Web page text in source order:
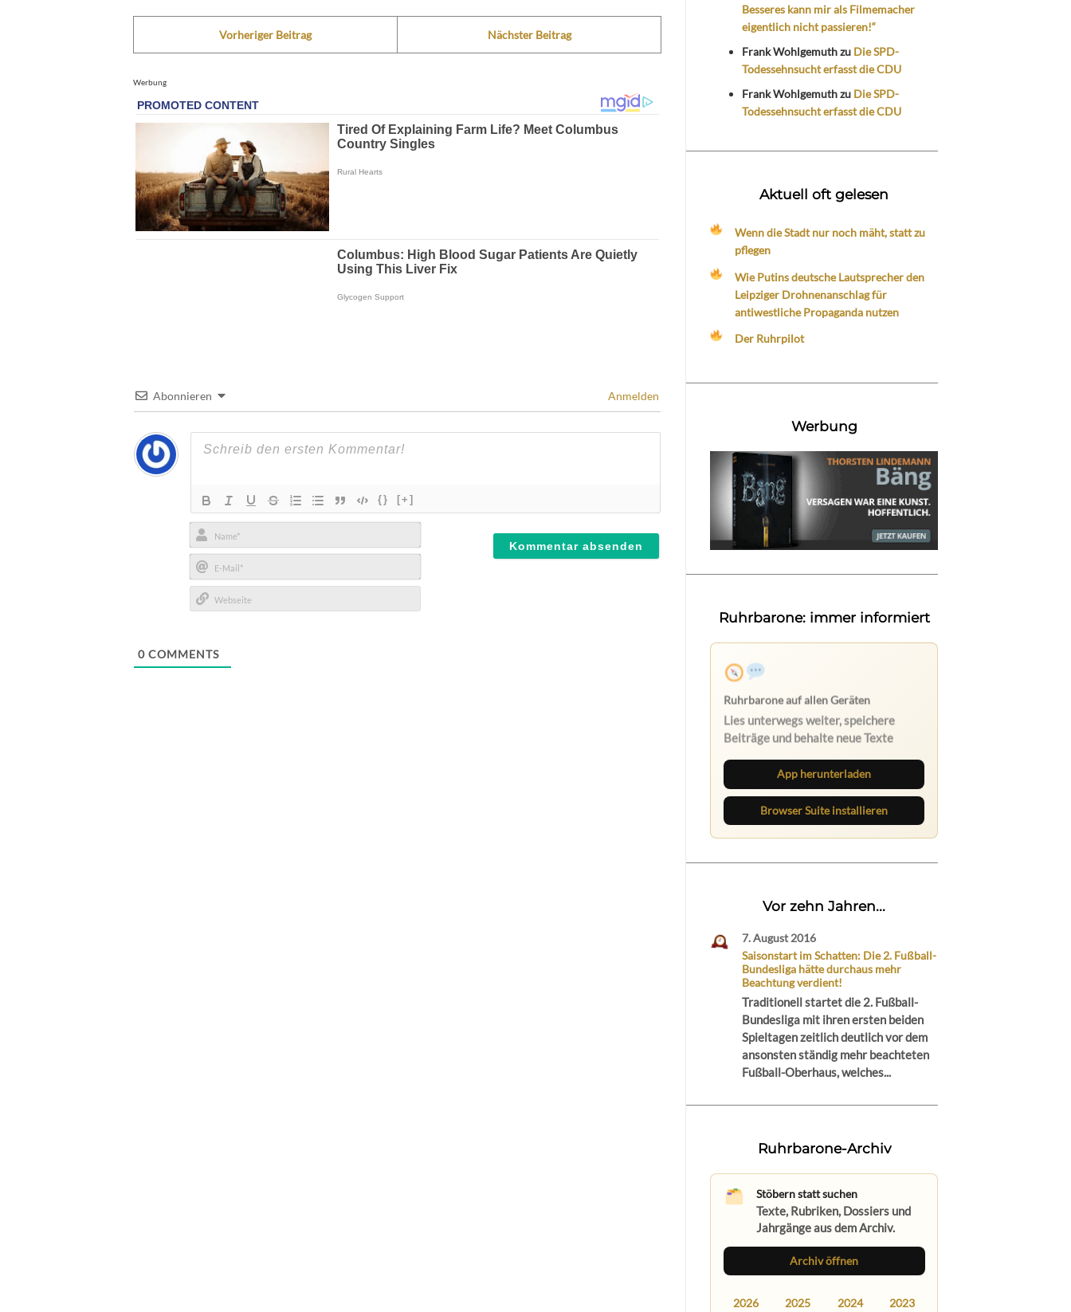
Vorheriger Beitrag Nächster Beitrag
Werbung
Abonnieren Anmelden
{} [+]
Name*
E-
Mail*
0 COMMENTS
Besseres kann mir als Filmemacher
eigentlich nicht passieren!“
Frank Wohlgemuthzu Die SPD-
Todessehnsucht erfasst die CDU
Frank Wohlgemuthzu Die SPD-
Todessehnsucht erfasst die CDU
Aktuell oft gelesen
Wenn die Stadt nur noch mäht, statt zu
pflegen
Wie Putins deutsche Lautsprecher den
Leipziger Drohnenanschlag für
antiwestliche Propaganda nutzen
Der Ruhrpilot
Werbung
Ruhrbarone: immer informiert
Ruhrbarone auf allen Geräten
Lies unterwegs weiter, speichere
Beiträge und behalte neue Texte
App herunterladen
Browser Suite installieren
Vor zehn Jahren...
7. August 2016
Saisonstart im Schatten: Die 2. Fußball-
Bundesliga hätte durchaus mehr
Beachtung verdient!
Traditionell startet die 2. Fußball-
Bundesliga mit ihren ersten beiden
Spieltagen zeitlich deutlich vor dem
ansonsten ständig mehr beachteten
Fußball-Oberhaus, welches...
Ruhrbarone-Archiv
Stöbern statt suchen
Texte, Rubriken, Dossiers und
Jahrgänge aus dem Archiv.
Archiv öffnen
2026 2025 2024 2023